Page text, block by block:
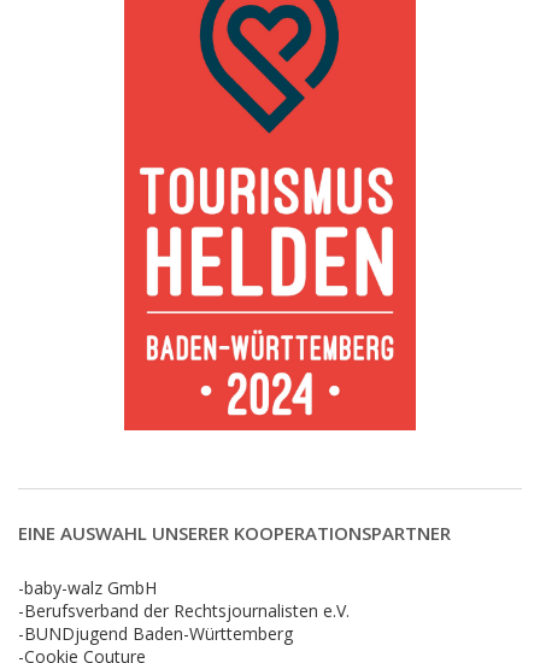
EINE AUSWAHL UNSERER KOOPERATIONSPARTNER
-baby-walz GmbH
-Berufsverband der Rechtsjournalisten e.V.
-BUNDjugend Baden-Württemberg
-Cookie Couture